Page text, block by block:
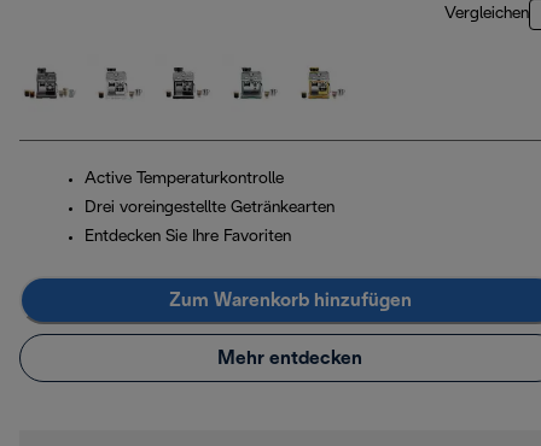
Vergleichen
Active Temperaturkontrolle
Drei voreingestellte Getränkearten
Entdecken Sie Ihre Favoriten
Zum Warenkorb hinzufügen
Mehr entdecken